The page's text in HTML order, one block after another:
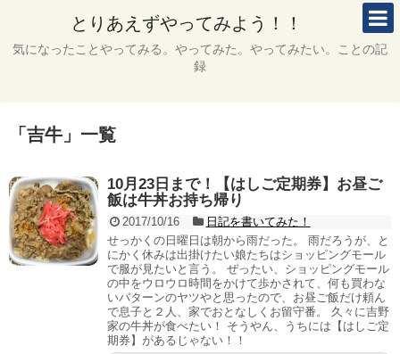
とりあえずやってみよう！！
気になったことやってみる。やってみた。やってみたい。ことの記
録
「 吉牛 」 一覧
10月23日まで！【はしご定期券】お昼ご
飯は牛丼お持ち帰り
2017/10/16
日記を書いてみた！
せっかくの日曜日は朝から雨だった。 雨だろうが、と
にかく休みは出掛けたい娘たちはショッピングモール
で服が見たいと言う。 ぜったい、ショッピングモール
の中をウロウロ時間をかけて歩かされて、何も買わな
いパターンのヤツやと思ったので、お昼ご飯だけ頼ん
で息子と２人、家でおとなしくお留守番。 久々に吉野
家の牛丼が食べたい！ そうやん、うちには【はしご定
期券】があるじゃない！！